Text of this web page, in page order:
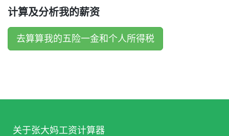
计算及分析我的薪资
去算算我的五险一金和个人所得税
关于张大妈工资计算器